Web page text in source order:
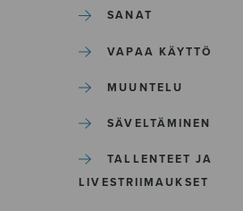
SANAT
VAPAA KÄYTTÖ
MUUNTELU
SÄVELTÄMINEN
TALLENTEET JA
LIVESTRIIMAUKSET